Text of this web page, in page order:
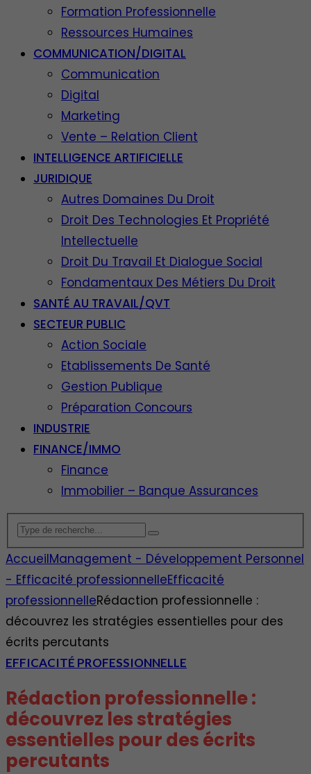
Formation Professionnelle
Ressources Humaines
COMMUNICATION/DIGITAL
Communication
Digital
Marketing
Vente – Relation Client
INTELLIGENCE ARTIFICIELLE
JURIDIQUE
Autres Domaines Du Droit
Droit Des Technologies Et Propriété
Intellectuelle
Droit Du Travail Et Dialogue Social
Fondamentaux Des Métiers Du Droit
SANTÉ AU TRAVAIL/QVT
SECTEUR PUBLIC
Action Sociale
Etablissements De Santé
Gestion Publique
Préparation Concours
INDUSTRIE
FINANCE/IMMO
Finance
Immobilier – Banque Assurances
AccueilManagement - Développement Personnel
- Efficacité professionnelleEfficacité
professionnelleRédaction professionnelle :
découvrez les stratégies essentielles pour des
écrits percutants
EFFICACITÉ PROFESSIONNELLE
Rédaction professionnelle :
découvrez les stratégies
essentielles pour des écrits
percutants